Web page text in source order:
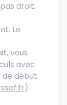
droit.
Le
vous
avec
de début
).